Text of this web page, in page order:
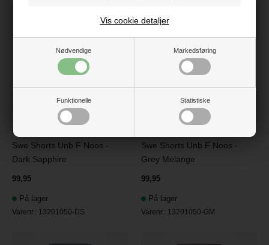
Nødvendige Markedsføring
Funktionelle Statistiske
Vis cookie detaljer
Name It - Nkmvermo Long
Swe Shorts Unb F Noos -
Dark Sapphire
99,95
På lager
Varenr.: 13201050-DS
Swe Shorts Unb F Noos -
Grey Melange
99,95
På lager
Varenr.: 13201050-GM